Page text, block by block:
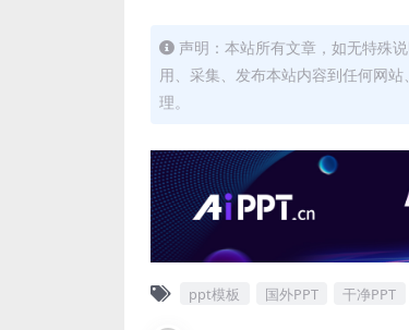
声明：本站所有文章，如无特殊
用、采集、发布本站内容到任何网
理。
ppt模板 国外PPT 干净PPT